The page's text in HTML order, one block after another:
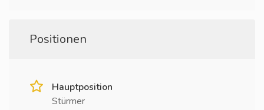
Positionen
Hauptposition
Stürmer